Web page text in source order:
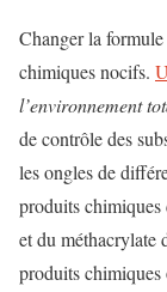
Changer la
chimiques nocifs.
l’environnement
de contrôle des
les ongles de
produits
et du méthacrylate
produits chimiques